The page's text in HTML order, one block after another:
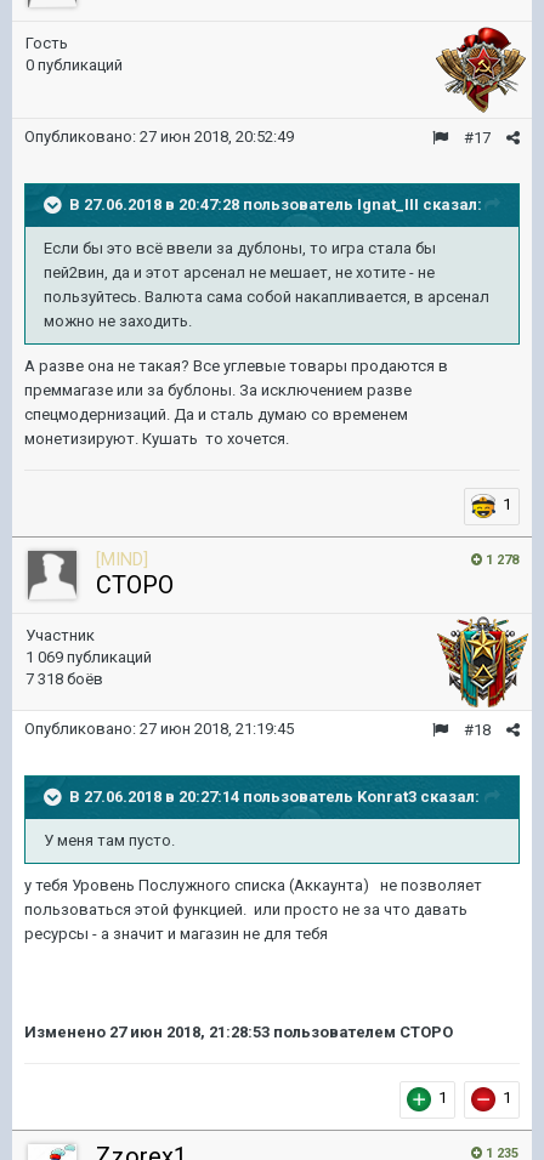
Гость
0 публикаций
#17
Опубликовано: 27 июн 2018, 20:52:49
В 27.06.2018 в 20:47:28 пользователь Ignat_III сказал:
Если бы это всё ввели за дублоны, то игра стала бы
пей2вин, да и этот арсенал не мешает, не хотите - не
пользуйтесь. Валюта сама собой накапливается, в арсенал
можно не заходить.
А разве она не такая? Все углевые товары продаются в
преммагазе или за бублоны. За исключением разве
спецмодернизаций. Да и сталь думаю со временем
монетизируют. Кушать то хочется.
1
1 278
[MIND]
CTOPO
Участник
1 069 публикаций
7 318 боёв
#18
Опубликовано: 27 июн 2018, 21:19:45
В 27.06.2018 в 20:27:14 пользователь Konrat3 сказал:
У меня там пусто.
у тебя Уровень Послужного списка (Аккаунта) не позволяет
пользоваться этой функцией. или просто не за что давать
ресурсы - а значит и магазин не для тебя
Изменено 27 июн 2018, 21:28:53 пользователем CTOPO
1 1
1 235